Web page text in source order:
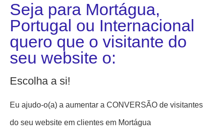
Seja para Mortágua,
Portugal ou Internacional
quero que o visitante do
seu website o:
Escolha a si!
Eu ajudo-o(a) a aumentar a CONVERSÃO de visitantes
do seu website em clientes em Mortágua